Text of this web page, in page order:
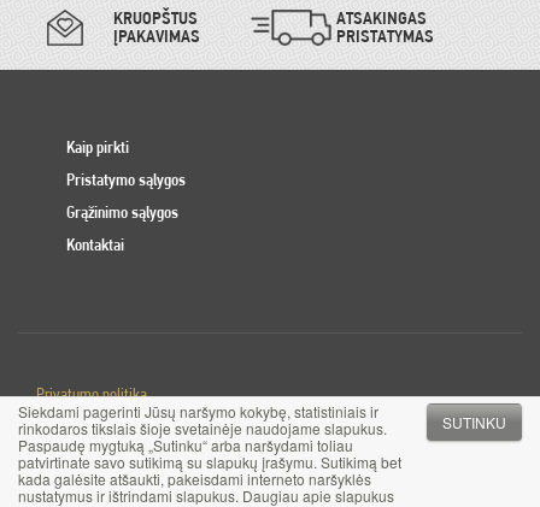
Siekdami pagerinti Jūsų naršymo kokybę, statistiniais ir
rinkodaros tikslais šioje svetainėje naudojame slapukus.
Paspaudę mygtuką „Sutinku“ arba naršydami toliau
patvirtinate savo sutikimą su slapukų įrašymu. Sutikimą bet
kada galėsite atšaukti, pakeisdami interneto naršyklės
nustatymus ir ištrindami slapukus. Daugiau apie slapukus
SUTINKU
KRUOPŠTUS
ĮPAKAVIMAS
ATSAKINGAS
PRISTATYMAS
Kaip pirkti
Pristatymo sąlygos
Grąžinimo sąlygos
Kontaktai
Privatumo politika
Slapuku politika
© 2017 MB Pinigai.lt. Visos teisės saugomos